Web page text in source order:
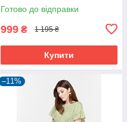
Готово до відправки
999 ₴ 1 195 ₴
Купити
–11%